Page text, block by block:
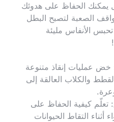
يمكنك الحفاظ على هدوئك
الصعبة لتصبح البطل
الأنفاس مليئة
خض عمليات إنقاذ متنوعة
والكلاب العالقة إلى
تعلّم كيفية الحفاظ على
أثناء التقاط الحيوانات